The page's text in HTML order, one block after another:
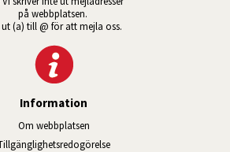
på webbplatsen.
ut (a) till @ för att mejla oss.
Information
Om webbplatsen